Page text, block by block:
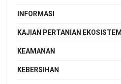
INFORMASI
KAJIAN PERTANIAN EKOSISTEM
KEAMANAN
KEBERSIHAN